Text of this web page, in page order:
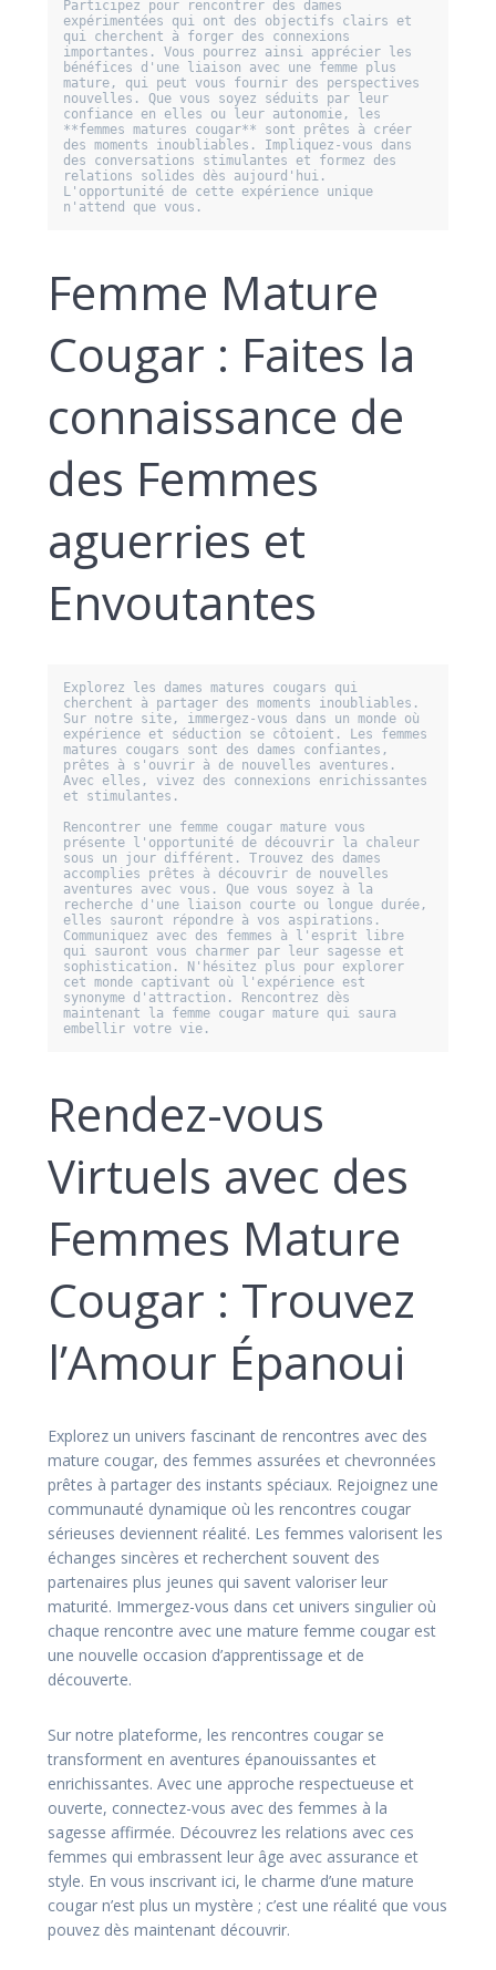
Participez pour rencontrer des dames
expérimentées qui ont des objectifs clairs et
qui cherchent à forger des connexions
importantes. Vous pourrez ainsi apprécier les
bénéfices d'une liaison avec une femme plus
mature, qui peut vous fournir des perspectives
nouvelles. Que vous soyez séduits par leur
confiance en elles ou leur autonomie, les
**femmes matures cougar** sont prêtes à créer
des moments inoubliables. Impliquez-vous dans
des conversations stimulantes et formez des
relations solides dès aujourd'hui.
L'opportunité de cette expérience unique
n'attend que vous.
Femme Mature
Cougar : Faites la
connaissance de
des Femmes
aguerries et
Envoutantes
Explorez les dames matures cougars qui
cherchent à partager des moments inoubliables.
Sur notre site, immergez-vous dans un monde où
expérience et séduction se côtoient. Les femmes
matures cougars sont des dames confiantes,
prêtes à s'ouvrir à de nouvelles aventures.
Avec elles, vivez des connexions enrichissantes
et stimulantes.
Rencontrer une femme cougar mature vous
présente l'opportunité de découvrir la chaleur
sous un jour différent. Trouvez des dames
accomplies prêtes à découvrir de nouvelles
aventures avec vous. Que vous soyez à la
recherche d'une liaison courte ou longue durée,
elles sauront répondre à vos aspirations.
Communiquez avec des femmes à l'esprit libre
qui sauront vous charmer par leur sagesse et
sophistication. N'hésitez plus pour explorer
cet monde captivant où l'expérience est
synonyme d'attraction. Rencontrez dès
maintenant la femme cougar mature qui saura
embellir votre vie.
Rendez-vous
Virtuels avec des
Femmes Mature
Cougar : Trouvez
l’Amour Épanoui
Explorez un univers fascinant de rencontres avec des
mature cougar, des femmes assurées et chevronnées
prêtes à partager des instants spéciaux. Rejoignez une
communauté dynamique où les rencontres cougar
sérieuses deviennent réalité. Les femmes valorisent les
échanges sincères et recherchent souvent des
partenaires plus jeunes qui savent valoriser leur
maturité. Immergez-vous dans cet univers singulier où
chaque rencontre avec une mature femme cougar est
une nouvelle occasion d’apprentissage et de
découverte.
Sur notre plateforme, les rencontres cougar se
transforment en aventures épanouissantes et
enrichissantes. Avec une approche respectueuse et
ouverte, connectez-vous avec des femmes à la
sagesse affirmée. Découvrez les relations avec ces
femmes qui embrassent leur âge avec assurance et
style. En vous inscrivant ici, le charme d’une mature
cougar n’est plus un mystère ; c’est une réalité que vous
pouvez dès maintenant découvrir.